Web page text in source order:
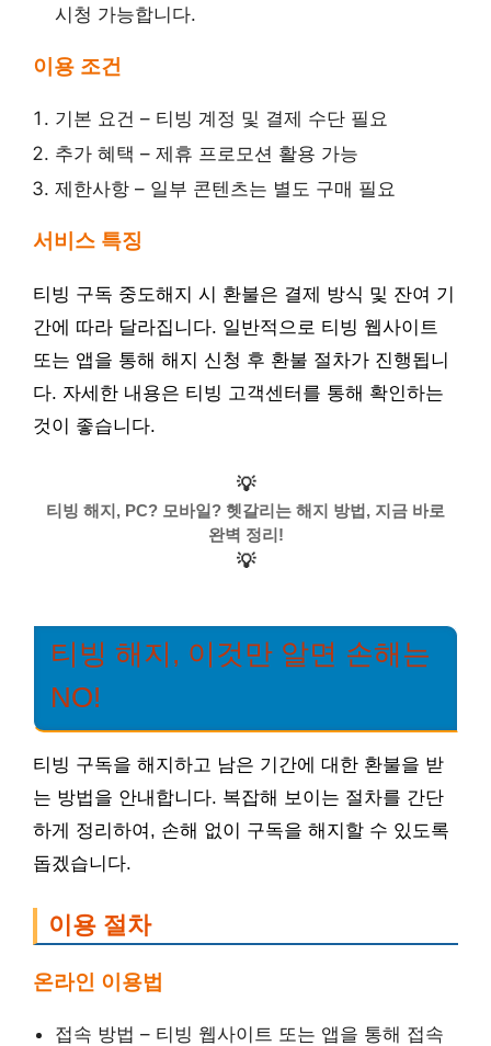
시청 가능합니다.
이용 조건
기본 요건 – 티빙 계정 및 결제 수단 필요
추가 혜택 – 제휴 프로모션 활용 가능
제한사항 – 일부 콘텐츠는 별도 구매 필요
서비스 특징
티빙 구독 중도해지 시 환불은 결제 방식 및 잔여 기
간에 따라 달라집니다. 일반적으로 티빙 웹사이트
또는 앱을 통해 해지 신청 후 환불 절차가 진행됩니
다. 자세한 내용은 티빙 고객센터를 통해 확인하는
것이 좋습니다.
💡
티빙 해지, PC? 모바일? 헷갈리는 해지 방법, 지금 바로
완벽 정리!
💡
티빙 해지, 이것만 알면 손해는
NO!
티빙 구독을 해지하고 남은 기간에 대한 환불을 받
는 방법을 안내합니다. 복잡해 보이는 절차를 간단
하게 정리하여, 손해 없이 구독을 해지할 수 있도록
돕겠습니다.
이용 절차
온라인 이용법
접속 방법 – 티빙 웹사이트 또는 앱을 통해 접속